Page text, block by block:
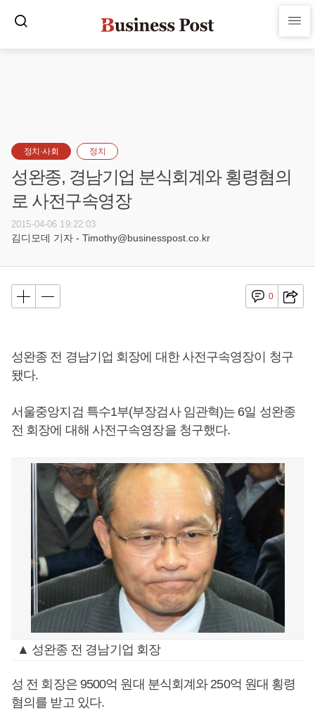
정치·사회 정치
성완종, 경남기업 분식회계와 횡령혐의
로 사전구속영장
2015-04-06 19:22:03
김디모데 기자 - Timothy@businesspost.co.kr
0
성완종 전 경남기업 회장에 대한 사전구속영장이 청구
됐다.
서울중앙지검 특수1부(부장검사 임관혁)는 6일 성완종
전 회장에 대해 사전구속영장을 청구했다.
▲ 성완종 전 경남기업 회장
성 전 회장은 9500억 원대 분식회계와 250억 원대 횡령
혐의를 받고 있다.